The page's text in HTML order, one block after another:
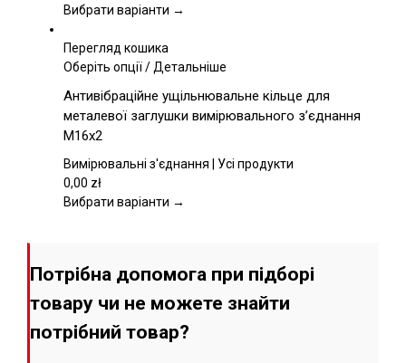
вибрати
сторінці
товару
Вибрати варіанти →
Перегляд кошика
Оберіть опціїЦей
має
кілька
Параметри
вибрати
/Детальніше
Антивібраційне ущільнювальне кільце для
металевої заглушки вимірювального з’єднання
M16x2
Вимірювальні з'єднання | Усі продукти
0,00 zł
Вибрати варіанти →
Потрібна допомога при підборі
товару чи не можете знайти
потрібний товар?